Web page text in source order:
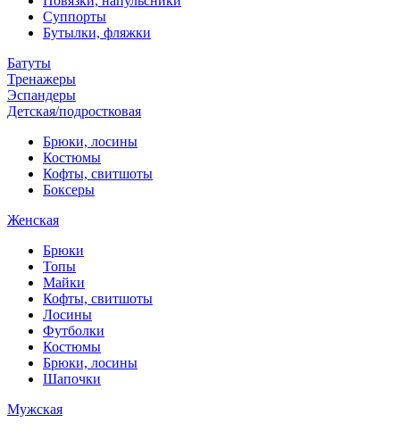
Суппорты
Бутылки, фляжки
Батуты
Тренажеры
Эспандеры
Детская/подростковая
Брюки, лосины
Костюмы
Кофты, свитшоты
Боксеры
Женская
Брюки
Топы
Майки
Кофты, свитшоты
Лосины
Футболки
Костюмы
Брюки, лосины
Шапочки
Мужская